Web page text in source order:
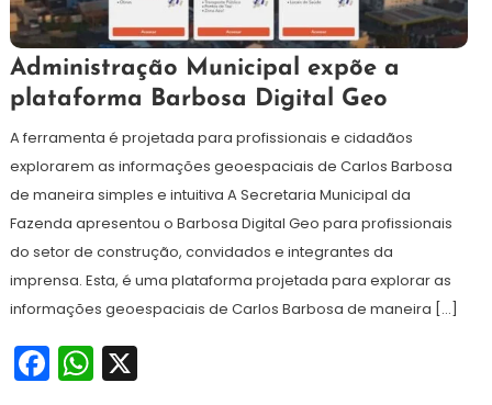
3
de
julho
de
Redação
Administração Municipal expõe a
plataforma Barbosa Digital Geo
A ferramenta é projetada para profissionais e cidadãos
explorarem as informações geoespaciais de Carlos Barbosa
de maneira simples e intuitiva A Secretaria Municipal da
Fazenda apresentou o Barbosa Digital Geo para profissionais
do setor de construção, convidados e integrantes da
imprensa. Esta, é uma plataforma projetada para explorar as
informações geoespaciais de Carlos Barbosa de maneira […]
Facebook
WhatsApp
X